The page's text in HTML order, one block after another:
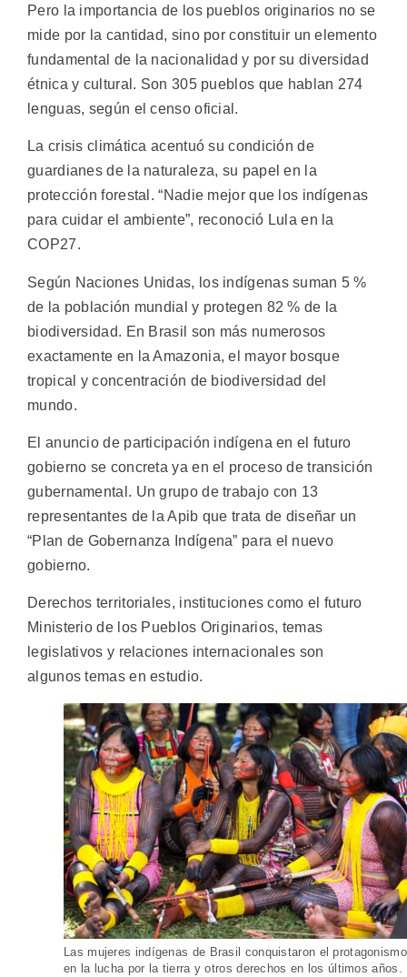
Pero la importancia de los pueblos originarios no se
mide por la cantidad, sino por constituir un elemento
fundamental de la nacionalidad y por su diversidad
étnica y cultural. Son 305 pueblos que hablan 274
lenguas, según el censo oficial.
La crisis climática acentuó su condición de
guardianes de la naturaleza, su papel en la
protección forestal. “Nadie mejor que los indígenas
para cuidar el ambiente”, reconoció Lula en la
COP27.
Según Naciones Unidas, los indígenas suman 5 %
de la población mundial y protegen 82 % de la
biodiversidad. En Brasil son más numerosos
exactamente en la Amazonia, el mayor bosque
tropical y concentración de biodiversidad del
mundo.
El anuncio de participación indígena en el futuro
gobierno se concreta ya en el proceso de transición
gubernamental. Un grupo de trabajo con 13
representantes de la Apib que trata de diseñar un
“Plan de Gobernanza Indígena” para el nuevo
gobierno.
Derechos territoriales, instituciones como el futuro
Ministerio de los Pueblos Originarios, temas
legislativos y relaciones internacionales son
algunos temas en estudio.
Las mujeres indígenas de Brasil conquistaron el protagonismo
en la lucha por la tierra y otros derechos en los últimos años.